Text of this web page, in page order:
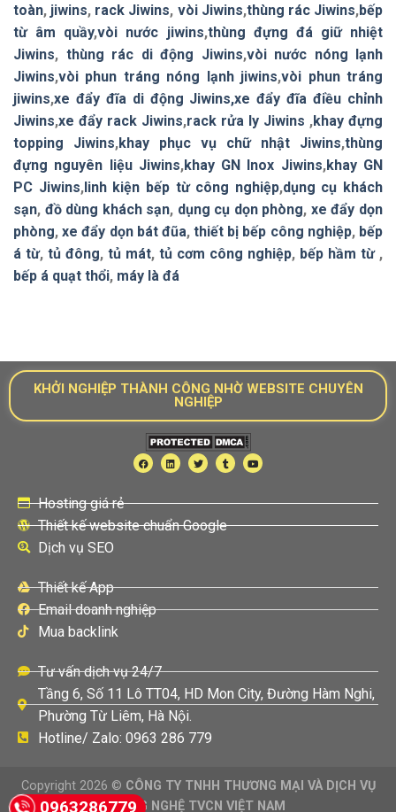
toàn, jiwins, rack Jiwins, vòi Jiwins,thùng rác Jiwins,bếp
từ âm quầy,vòi nước jiwins,thùng đựng đá giữ nhiệt
Jiwins, thùng rác di động Jiwins,vòi nước nóng lạnh
Jiwins,vòi phun tráng nóng lạnh jiwins,vòi phun tráng
jiwins,xe đẩy đĩa di động Jiwins,xe đẩy đĩa điều chỉnh
Jiwins,xe đẩy rack Jiwins,rack rửa ly Jiwins ,khay đựng
topping Jiwins,khay phục vụ chữ nhật Jiwins,thùng
đựng nguyên liệu Jiwins,khay GN Inox Jiwins,khay GN
PC Jiwins,linh kiện bếp từ công nghiệp,dụng cụ khách
sạn, đồ dùng khách sạn, dụng cụ dọn phòng, xe đẩy dọn
phòng,xe đẩy dọn bát đũa,thiết bị bếp công nghiệp, bếp
á từ, tủ đông, tủ mát, tủ cơm công nghiệp, bếp hầm từ,
bếp á quạt thổi, máy là đá
KHỞI NGHIỆP THÀNH CÔNG NHỜ WEBSITE CHUYÊN
NGHIỆP
Hosting giá rẻ
Thiết kế website chuẩn Google
Dịch vụ SEO
Thiết kế App
Email doanh nghiệp
Mua backlink
Tư vấn dịch vụ 24/7
Tầng 6, Số 11 Lô TT04, HD Mon City, Đường Hàm Nghi,
Phường Từ Liêm, Hà Nội.
Hotline/ Zalo: 0963 286 779
Copyright 2026 © CÔNG TY TNHH THƯƠNG MẠI VÀ DỊCH VỤ
CÔNG NGHỆ TVCN VIỆT NAM
0963286779